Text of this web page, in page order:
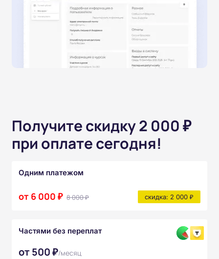
Получите скидку 2 000 ₽
при оплате сегодня!
Одним платежом
от 6 000 ₽ 8 000 ₽ скидка: 2 000 ₽
Частями без переплат
от 500 ₽/месяц